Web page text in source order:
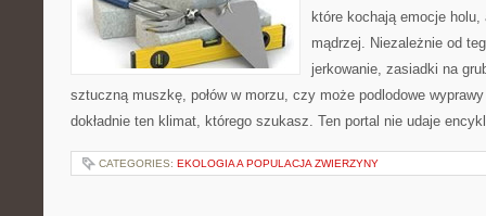
które kochają emocje
mądrzej. Niezależnie od
jerkowanie, zasiadki na
sztuczną muszkę, połów w morzu, czy może podlodowe
dokładnie ten klimat, którego szukasz. Ten portal nie udaje
CATEGORIES: EKOLOGIA A POPULACJA ZWIERZYNY